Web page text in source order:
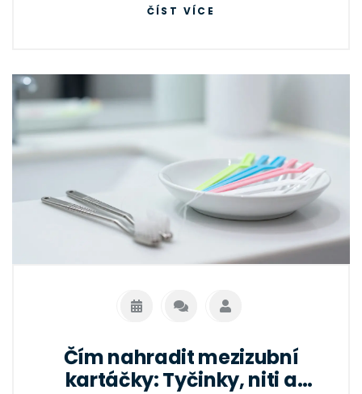
ČÍST VÍCE
Čím nahradit mezizubní
kartáčky: Tyčinky, niti a